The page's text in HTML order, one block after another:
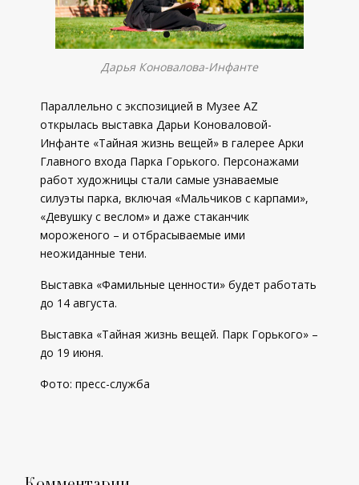
Дарья Коновалова-Инфанте
Параллельно с экспозицией в Музее AZ
открылась выставка Дарьи Коноваловой-
Инфанте «Тайная жизнь вещей» в галерее Арки
Главного входа Парка Горького. Персонажами
работ художницы стали самые узнаваемые
силуэты парка, включая «Мальчиков с карпами»,
«Девушку с веслом» и даже стаканчик
мороженого – и отбрасываемые ими
неожиданные тени.
Выставка «Фамильные ценности» будет работать
до 14 августа.
Выставка «Тайная жизнь вещей. Парк Горького» –
до 19 июня.
Фото: пресс-служба